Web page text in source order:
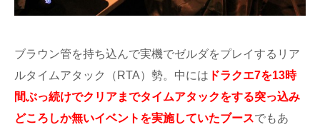
ブラウン管を持ち込んで実機でゼルダをプレイするリア
ルタイムアタック（RTA）勢。中には ドラクエ7を13時
間ぶっ続けでクリアまでタイムアタックをする突っ込み
どころしか無いイベントを実施していたブースでもあ